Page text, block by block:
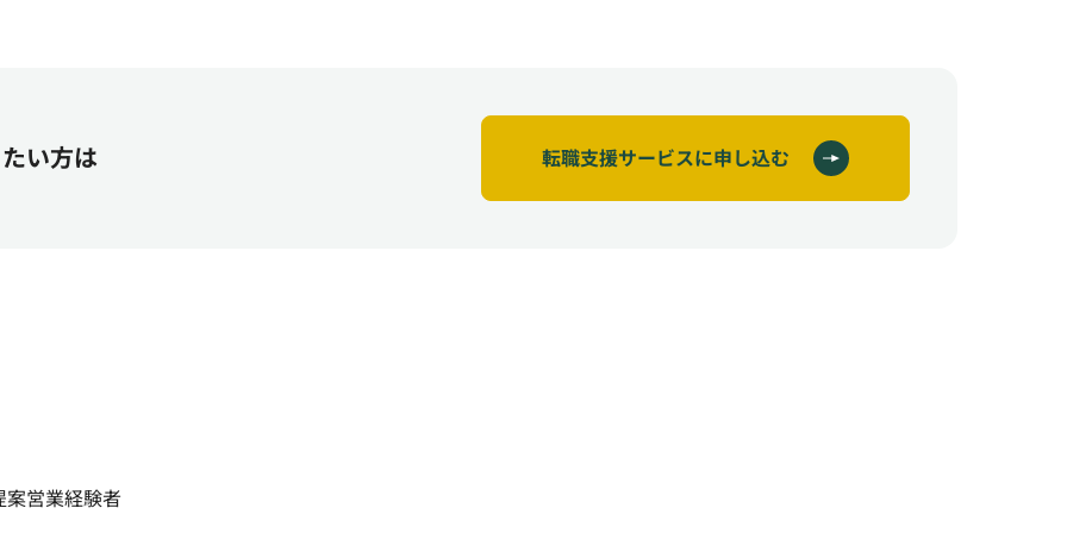
い方は 転職支援サービスに申し込む
案営業経験者